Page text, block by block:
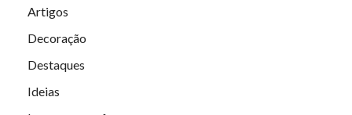
Artigos
Decoração
Destaques
Ideias